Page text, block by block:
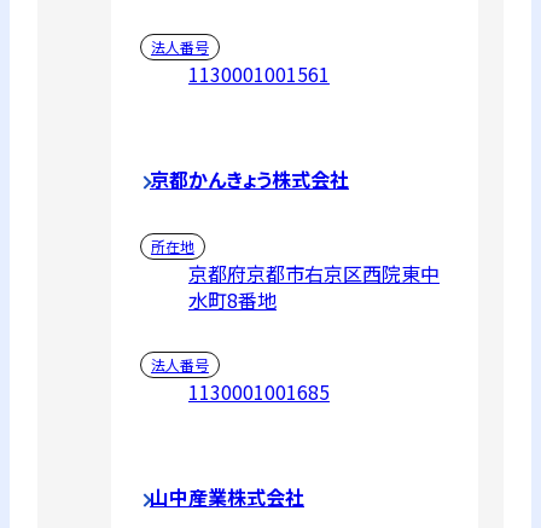
法人番号
1130001001561
京都かんきょう株式会社
所在地
京都府京都市右京区西院東中
水町8番地
法人番号
1130001001685
山中産業株式会社